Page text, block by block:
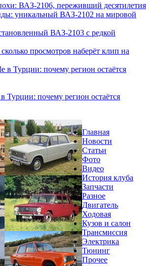
ВАЗ-2106, переживший десятилетия
уникальный ВАЗ-2102 на мировой
ВАЗ-2103 с редкой
просмотров наберёт клип на
в Турции: почему регион остаётся
Турции: почему регион остаётся
Главная
Новости
Статьи
Фото
Видео
История клуба
Запчасти
Разное
Двигатель
Ходовая
Кузов и салон
Трансмиссия
Электрика
Тюнинг
Прочее